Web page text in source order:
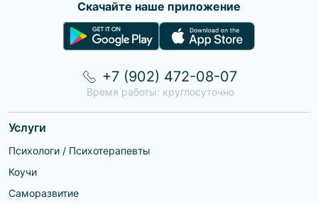
Скачайте наше приложение
Услуги
Психологи / Психотерапевты
Коучи
Саморазвитие
+7 (902) 472-08-07
Время работы: круглосуточно